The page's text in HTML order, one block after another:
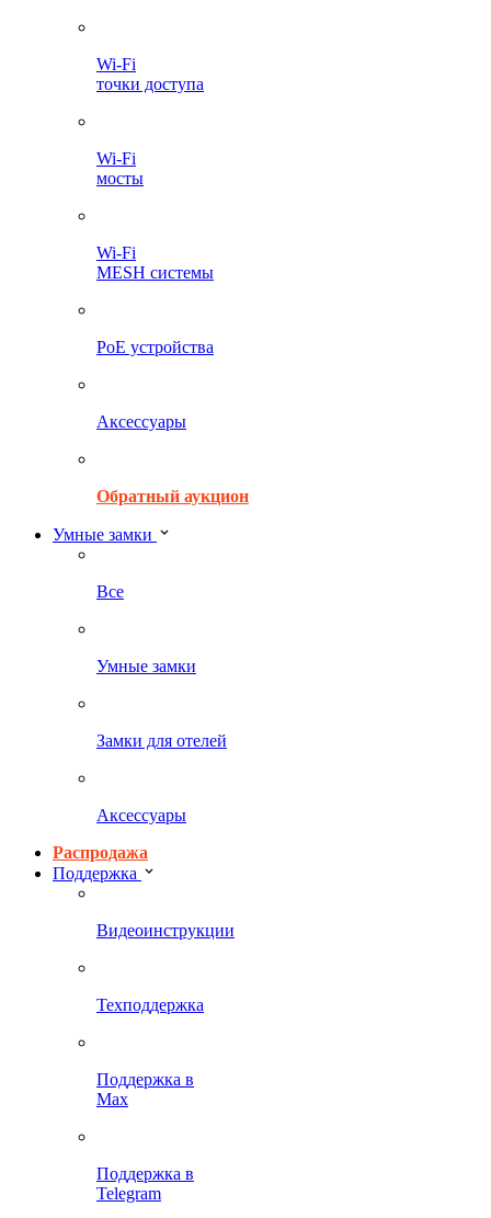
Wi-Fi
точки доступа
Wi-Fi
мосты
Wi-Fi
MESH системы
PoE устройства
Аксессуары
Обратный аукцион
Умные замки
Все
Умные замки
Замки для отелей
Аксессуары
Распродажа
Поддержка
Видеоинструкции
Техподдержка
Поддержка в
Max
Поддержка в
Telegram